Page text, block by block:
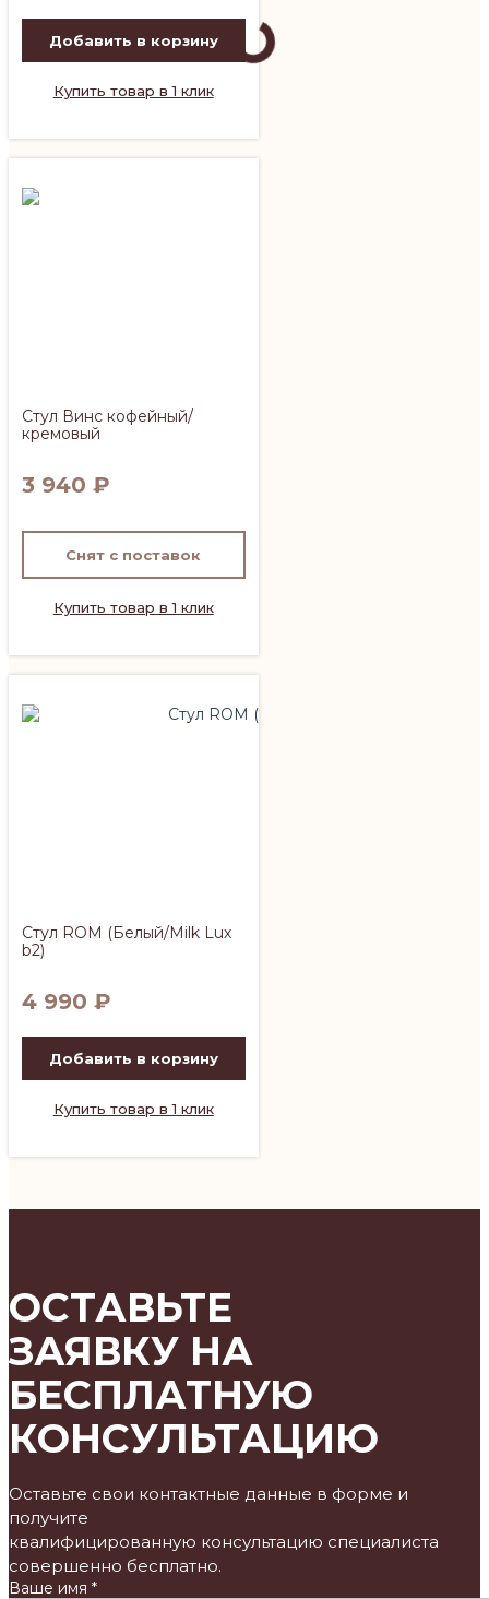
Добавить в корзину
Купить товар в 1 клик
Стул Винс кофейный/
кремовый
3 940 ₽
Снят с поставок
Купить товар в 1 клик
Стул ROM (Белый/Milk Lux
b2)
4 990 ₽
Добавить в корзину
Купить товар в 1 клик
ОСТАВЬТЕ
ЗАЯВКУ НА
БЕСПЛАТНУЮ
КОНСУЛЬТАЦИЮ
Оставьте свои контактные данные в форме и
получите
квалифицированную консультацию специалиста
совершенно бесплатно.
Ваше имя *